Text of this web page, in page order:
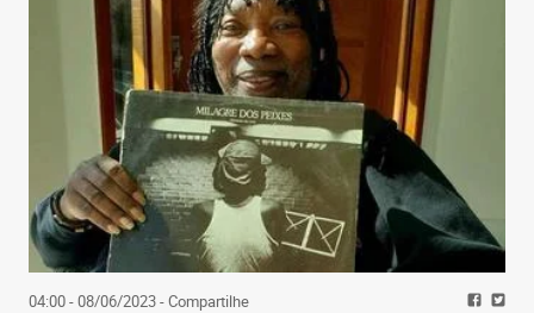
04:00 - 08/06/2023- Compartilhe